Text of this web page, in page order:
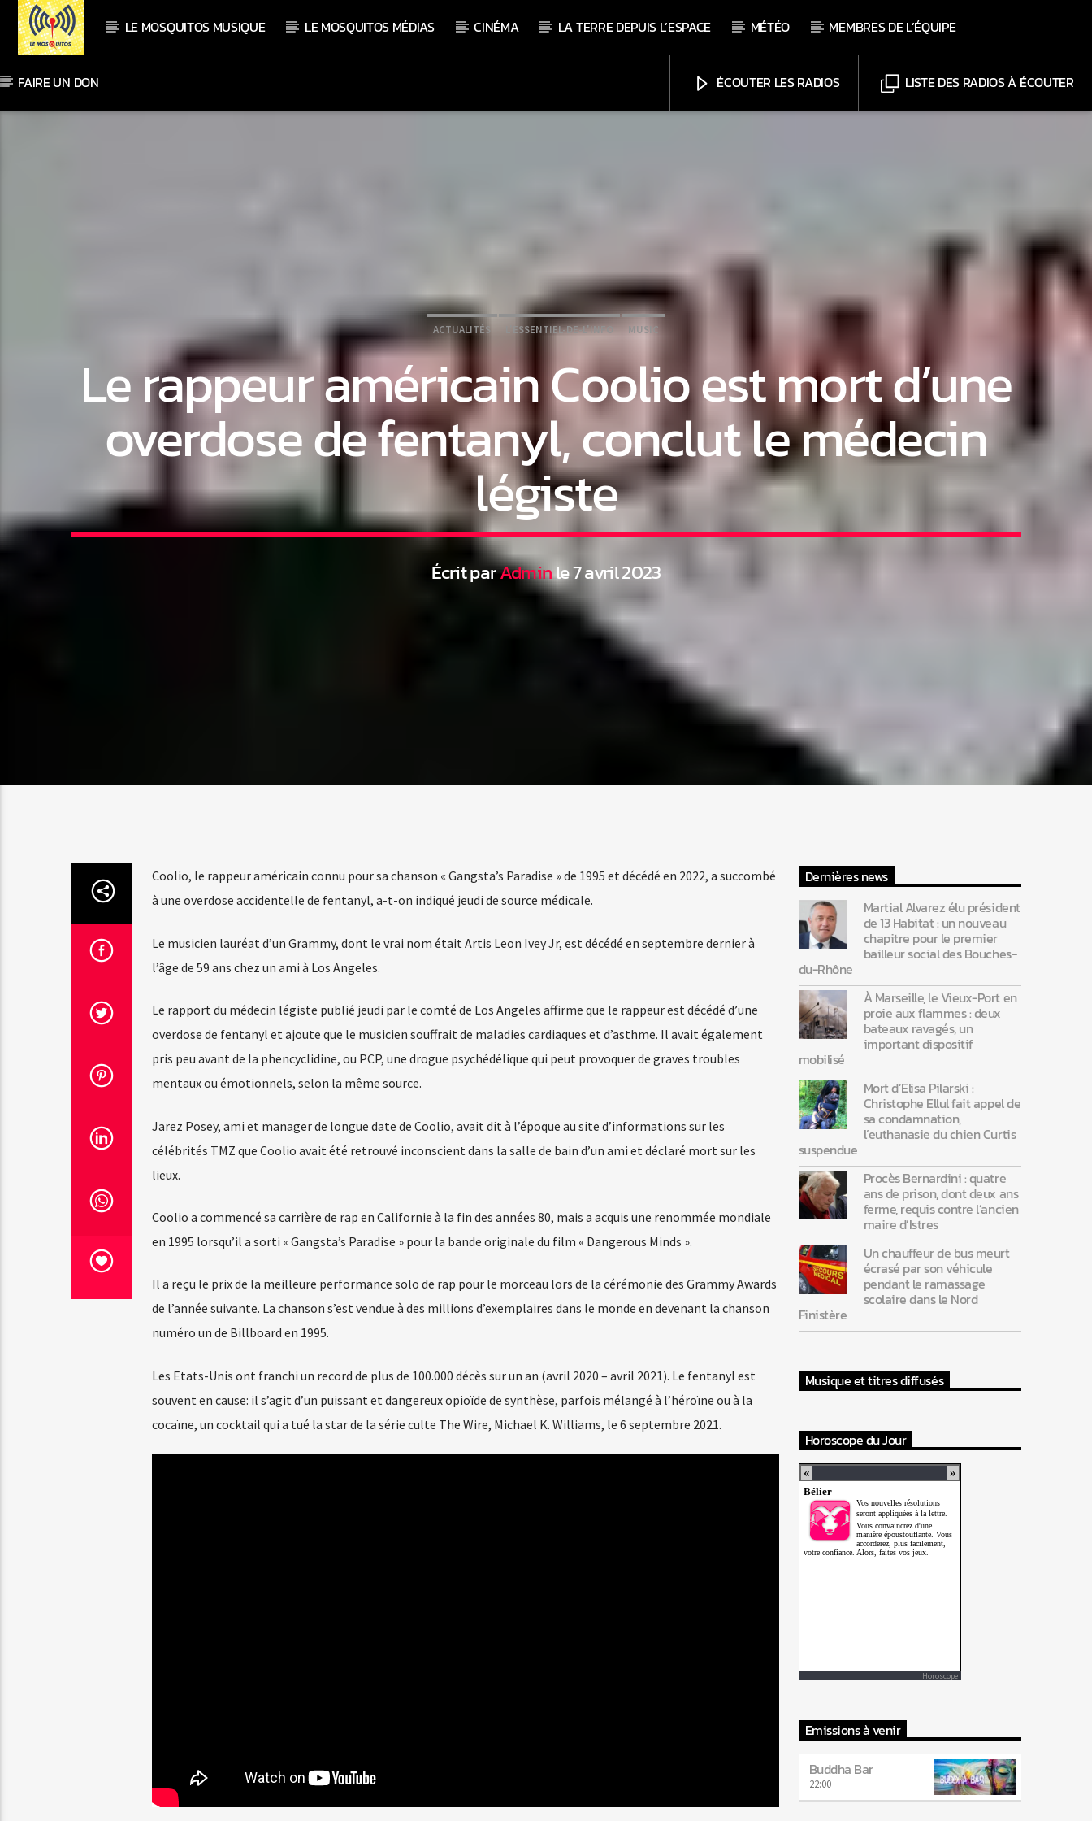
LE MOSQUITOS MUSIQUE LE MOSQUITOS MÉDIAS CINÉMA LA TERRE DEPUIS L’ESPACE MÉTÉO MEMBRES DE L’ÉQUIPE
FAIRE UN DON LISTE DES RADIOS À ÉCOUTER
ÉCOUTER LES RADIOS
ACTUALITÉS L'ESSENTIEL-DE-L'INFO MUSIC
Le rappeur américain Coolio est mort d’une
overdose de fentanyl, conclut le médecin
légiste
Écrit parAdminle 7 avril 2023
Coolio, le rappeur américain connu pour sa chanson « Gangsta’s Paradise » de 1995 et décédé en 2022, a succombé
à une overdose accidentelle de fentanyl, a-t-on indiqué jeudi de source médicale.
Le musicien lauréat d’un Grammy, dont le vrai nom était Artis Leon Ivey Jr, est décédé en septembre dernier à
l’âge de 59 ans chez un ami à Los Angeles.
Le rapport du médecin légiste publié jeudi par le comté de Los Angeles affirme que le rappeur est décédé d’une
overdose de fentanyl et ajoute que le musicien souffrait de maladies cardiaques et d’asthme. Il avait également
pris peu avant de la phencyclidine, ou PCP, une drogue psychédélique qui peut provoquer de graves troubles
mentaux ou émotionnels, selon la même source.
Jarez Posey, ami et manager de longue date de Coolio, avait dit à l’époque au site d’informations sur les
célébrités TMZ que Coolio avait été retrouvé inconscient dans la salle de bain d’un ami et déclaré mort sur les
lieux.
Coolio a commencé sa carrière de rap en Californie à la fin des années 80, mais a acquis une renommée mondiale
en 1995 lorsqu’il a sorti « Gangsta’s Paradise » pour la bande originale du film « Dangerous Minds ».
Il a reçu le prix de la meilleure performance solo de rap pour le morceau lors de la cérémonie des Grammy Awards
de l’année suivante. La chanson s’est vendue à des millions d’exemplaires dans le monde en devenant la chanson
numéro un de Billboard en 1995.
Les Etats-Unis ont franchi un record de plus de 100.000 décès sur un an (avril 2020 – avril 2021). Le fentanyl est
souvent en cause: il s’agit d’un puissant et dangereux opioïde de synthèse, parfois mélangé à l’héroïne ou à la
cocaïne, un cocktail qui a tué la star de la série culte The Wire, Michael K. Williams, le 6 septembre 2021.
Dernières news
Martial Alvarez élu président
de 13 Habitat : un nouveau
chapitre pour le premier
bailleur social des Bouches-
du-Rhône
À Marseille, le Vieux-Port en
proie aux flammes : deux
bateaux ravagés, un
important dispositif
mobilisé
Mort d’Elisa Pilarski :
Christophe Ellul fait appel de
sa condamnation,
l’euthanasie du chien Curtis
suspendue
Procès Bernardini : quatre
ans de prison, dont deux ans
ferme, requis contre l’ancien
maire d’Istres
Un chauffeur de bus meurt
écrasé par son véhicule
pendant le ramassage
scolaire dans le Nord
Finistère
Musique et titres diffusés
Horoscope du Jour
Horoscope
Emissions à venir
Buddha Bar
22:00